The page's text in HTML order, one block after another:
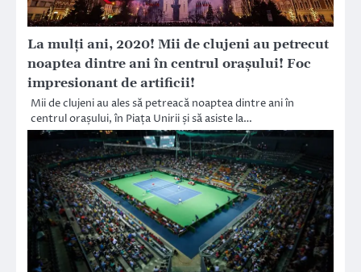
La mulți ani, 2020! Mii de clujeni au petrecut
noaptea dintre ani în centrul orașului! Foc
impresionant de artificii!
Mii de clujeni au ales să petreacă noaptea dintre ani în
centrul orașului, în Piața Unirii și să asiste la…